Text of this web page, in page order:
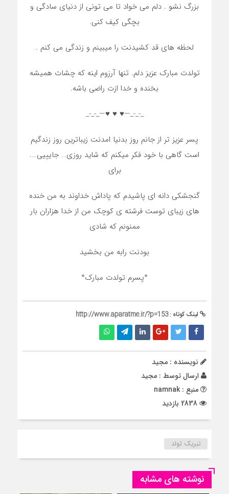
بزرگ نشو . دلم می خواد تا می تونی از دنیای سادگی و
بچگی کیف کنی.
لحظه های قد کشیدنت را میبینم و زندگی می کنم .
تولدت مبارک عزیز دلم. تنها آرزوم اینه که چشات همیشه
بخنده و خدا ازت راضی باشه.
_-_-_—♥️ ♥️ ♥️—_-_-_
پسر عزیز تر از جانم روز بدنیا امدنت زیباترین روز زندگیم
است گاهی با خود فکر میکنم که شاید روزی… جایییی….
برای
گنجشکی دانه ای پاشیدم که پاداش خداوند به من خنده
های زیبای توست فرشته ی کوچک من از خدا هزاران بار
ممنونم که شادی
بودنت رابه من بخشید
*پسرم تولدت مبارک*
لینک کوتاه :http://www.aparatme.ir/?p=153
نویسنده : مجید
ارسال توسط : مجید
منبع : namnak
تبریک تولد
نوشته های مشابه